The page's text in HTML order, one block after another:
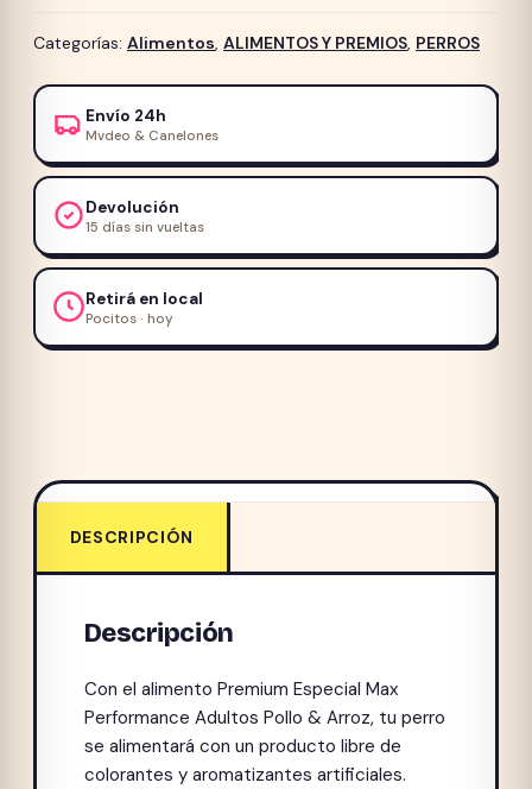
perro
20
2kg
cantidad
Categorías: Alimentos ALIMENTOS Y PREMIOS PERROS
Envío 24h
Mvdeo & Canelones
Devolución
15 días sin vueltas
Retirá en local
Pocitos · hoy
DESCRIPCIÓN
Descripción
Con el alimento Premium Especial Max
Performance Adultos Pollo & Arroz, tu perro
se alimentará con un producto libre de
colorantes y aromatizantes artificiales.